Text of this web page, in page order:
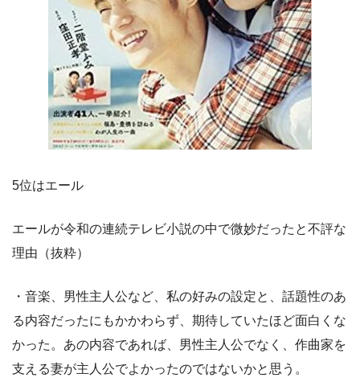
5位はエール
エールが令和の連続テレビ小説の中で微妙だったと不評な
理由（抜粋）
・音楽、男性主人公など、私の好みの設定と、話題性のあ
る内容だったにもかかわらず、期待していたほど面白くな
かった。あの内容であれば、男性主人公でなく、作曲家を
支える妻が主人公でよかったのではないかと思う。